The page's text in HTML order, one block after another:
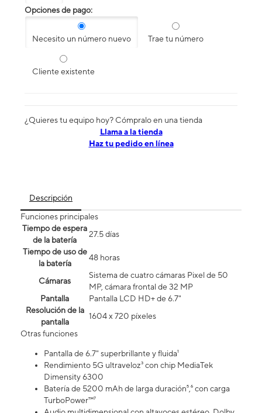
Opciones de pago:
Necesito un número nuevo Trae tu número
Cliente existente
¿Quieres tu equipo hoy? Cómpralo en una tienda
​​​​​​​Llama a la tienda
Haz tu pedido en línea
Descripción
Funciones principales
Tiempo de espera
de la batería
27.5 días
Tiempo de uso de
la batería
48 horas
Cámaras
Sistema de cuatro cámaras Pixel de 50
MP, cámara frontal de 32 MP
Pantalla
Pantalla LCD HD+ de 6.7"
Resolución de la
pantalla
1604 x 720 píxeles
Otras funciones
Pantalla de 6.7" superbrillante y fluida¹
Rendimiento 5G ultraveloz³ con chip MediaTek
Dimensity 6300
Batería de 5200 mAh de larga duración⁵,⁶ con carga
TurboPower™⁷